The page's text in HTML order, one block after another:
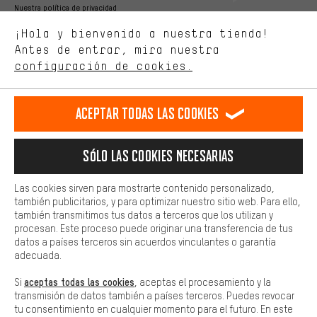
Nuestra política de privacidad
Idioma"
español
ES english
EN Deutsch
DE
RESCINDIR EL CONTRATO Comunidad de Aquisgrán Programa de afiliados
Aviso Legal Protección de datos Condiciones Generales
Plataforma de reportes Reciclaje de baterias
Configuración de las cookies Ajusta el contraste
Todos los precios indicados son en euros e sin MwSt, más
gastos de envío aEstados Unidos.
¡Hola y bienvenido a nuestra tienda!
Antes de entrar, mira nuestra
configuración de cookies.
tienda. Con las cookies de rendimiento, puedes influir en la mejora
de nuestro sitio web y nuestra oferta de la tienda con tu
comportamiento de compra.
Más confort
cookies de comodidad, creamos enlaces a plataformas de redes
sociales. Esto nos permite proporcionarle más contenido e
adicionales que le ayudarán a encontrar los productos adecuados.
preguntas de forma rápida y sencilla.
Básica
Las cookies básicas aseguran que puedas usar nuestro sitio web.
Aceptar todas las cookies
Sólo las cookies necesarias
Las cookies sirven para mostrarte contenido personalizado,
también publicitarios, y para optimizar nuestro sitio web. Para ello,
también transmitimos tus datos a terceros que los utilizan y
procesan. Este proceso puede originar una transferencia de tus
datos a países terceros sin acuerdos vinculantes o garantía
adecuada.
Si aceptas todas las cookies , aceptas el procesamiento y la
transmisión de datos también a países terceros. Puedes revocar
tu consentimiento en cualquier momento para el futuro. En este